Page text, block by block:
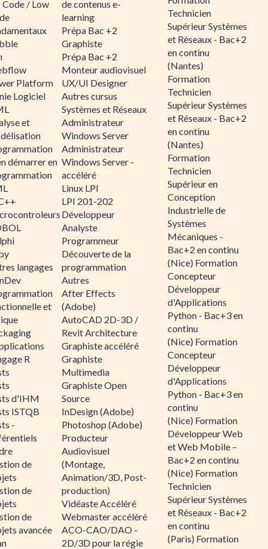
/ Low
Platform
Logiciel
et
démarrer en
langages
et
R
d'IHM
ISTQB
-
de
de
de
avancée
de contenus e-
learning
Prépa Bac +2
Graphiste
Prépa Bac +2
Monteur audiovisuel
UX/UI Designer
Autres cursus
Systèmes et Réseaux
Administrateur
Windows Server
Administrateur
Windows Server -
accéléré
Linux LPI
LPI 201-202
Développeur
Analyste
Programmeur
Découverte de la
programmation
Autres
After Effects
(Adobe)
AutoCAD 2D-3D /
Revit Architecture
Graphiste accéléré
Graphiste
Multimedia
Graphiste Open
Source
InDesign (Adobe)
Photoshop (Adobe)
Producteur
Audiovisuel
(Montage,
Animation/3D, Post-
production)
Vidéaste Accéléré
Webmaster accéléré
ACO-CAO/DAO -
2D/3D pour la régie
Technicien
Supérieur Systèmes
et Réseaux - Bac+2
en continu
(Nantes)
Formation
Technicien
Supérieur Systèmes
et Réseaux - Bac+2
en continu
(Nantes)
Formation
Technicien
Supérieur en
Conception
Industrielle de
Systèmes
Mécaniques -
Bac+2 en continu
(Nice) Formation
Concepteur
Développeur
d'Applications
Python - Bac+3 en
continu
(Nice) Formation
Concepteur
Développeur
d'Applications
Python - Bac+3 en
continu
(Nice) Formation
Développeur Web
et Web Mobile –
Bac+2 en continu
(Nice) Formation
Technicien
Supérieur Systèmes
et Réseaux - Bac+2
en continu
(Paris) Formation